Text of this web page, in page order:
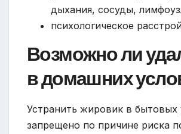
дыхания, сосуды,
психологическое
Возможно ли
в домашних
Устранить жировик в бытовых
запрещено по причине риска